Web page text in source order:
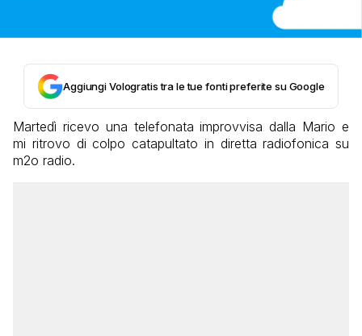
Aggiungi Vologratis tra le tue fonti preferite su Google
Martedì ricevo una telefonata improvvisa dalla Mario e
mi ritrovo di colpo catapultato in diretta radiofonica su
m2o radio.